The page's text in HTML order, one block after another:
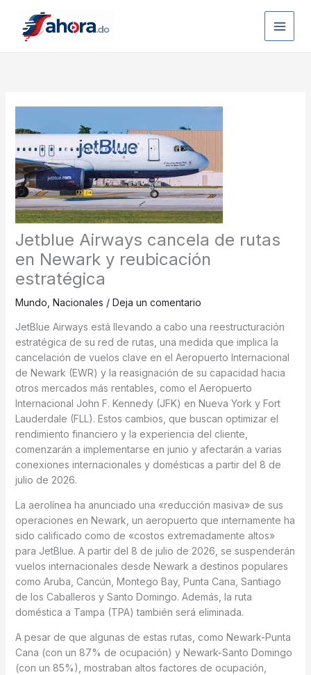
contenido
Jetblue Airways cancela de rutas
en Newark y reubicación
estratégica
Mundo Nacionales / Deja un comentario
JetBlue Airways está llevando a cabo una reestructuración
estratégica de su red de rutas, una medida que implica la
cancelación de vuelos clave en el Aeropuerto Internacional
de Newark (EWR) y la reasignación de su capacidad hacia
otros mercados más rentables, como el Aeropuerto
Internacional John F. Kennedy (JFK) en Nueva York y Fort
Lauderdale (FLL). Estos cambios, que buscan optimizar el
rendimiento financiero y la experiencia del cliente,
comenzarán a implementarse en junio y afectarán a varias
conexiones internacionales y domésticas a partir del 8 de
julio de 2026.
La aerolínea ha anunciado una «reducción masiva» de sus
operaciones en Newark, un aeropuerto que internamente ha
sido calificado como de «costos extremadamente altos»
para JetBlue. A partir del 8 de julio de 2026, se suspenderán
vuelos internacionales desde Newark a destinos populares
como Aruba, Cancún, Montego Bay, Punta Cana, Santiago
de los Caballeros y Santo Domingo. Además, la ruta
doméstica a Tampa (TPA) también será eliminada.
A pesar de que algunas de estas rutas, como Newark-Punta
Cana (con un 87% de ocupación) y Newark-Santo Domingo
(con un 85%), mostraban altos factores de ocupación,